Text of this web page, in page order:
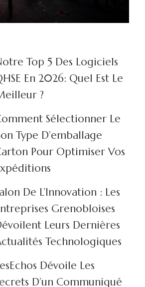
Top 5 Des Logiciels
En 2026: Quel Est Le
?
Sélectionner Le
Type D’emballage
Pour Optimiser Vos
De L’Innovation : Les
Grenobloises
Leurs Dernières
Technologiques
Dévoile Les
D’un Communiqué